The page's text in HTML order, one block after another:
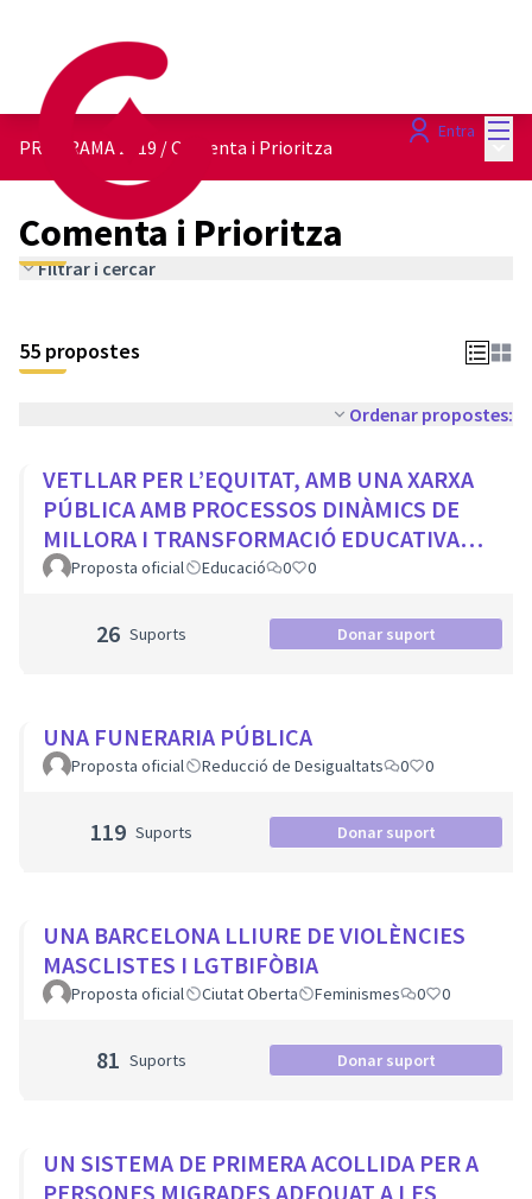
Entra
PROGRAMA 2019 /Comenta i Prioritza
Comenta i Prioritza
Filtrar i cercar
55 propostes
Ordenar propostes:
VETLLAR PER L’EQUITAT, AMB UNA XARXA
PÚBLICA AMB PROCESSOS DINÀMICS DE
MILLORA I TRANSFORMACIÓ EDUCATIVA
PER A TOTS ELS CENTRES DE LA CIUTAT
Proposta oficial Educació 0 0
26 Suports Donar suport
UNA FUNERARIA PÚBLICA
Proposta oficial Reducció de Desigualtats 0 0
119 Suports Donar suport
UNA BARCELONA LLIURE DE VIOLÈNCIES
MASCLISTES I LGTBIFÒBIA
Proposta oficial Ciutat Oberta Feminismes 0 0
81 Suports Donar suport
UN SISTEMA DE PRIMERA ACOLLIDA PER A
PERSONES MIGRADES ADEQUAT A LES